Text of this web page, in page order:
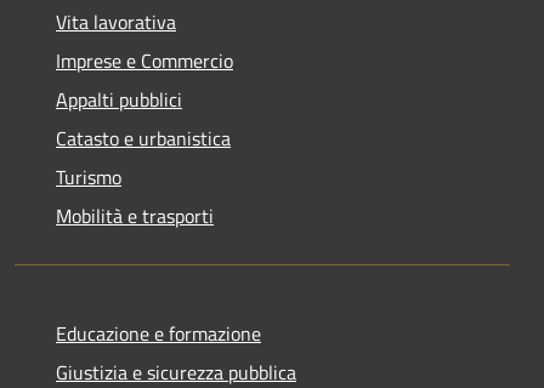
Vita lavorativa
Imprese e Commercio
Appalti pubblici
Catasto e urbanistica
Turismo
Mobilità e trasporti
Educazione e formazione
Giustizia e sicurezza pubblica